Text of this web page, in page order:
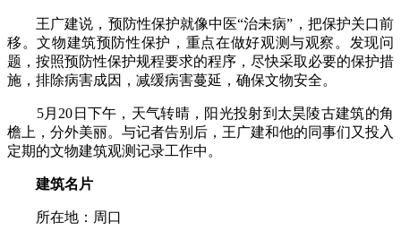
王广建说，预防性保护就像中医“治未病”，把保护关口前
移。文物建筑预防性保护，重点在做好观测与观察。发现问
题，按照预防性保护规程要求的程序，尽快采取必要的保护措
施，排除病害成因，减缓病害蔓延，确保文物安全。
5月20日下午，天气转晴，阳光投射到太昊陵古建筑的角
檐上，分外美丽。与记者告别后，王广建和他的同事们又投入
定期的文物建筑观测记录工作中。
建筑名片
所在地：周口